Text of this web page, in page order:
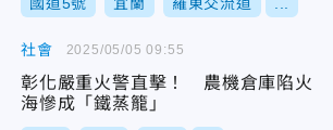
社會
彰化嚴重火警直擊！ 農機倉庫陷火
海慘成「鐵蒸籠」
2025/05/05 09:55